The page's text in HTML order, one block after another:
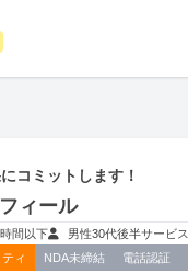
コミットします！
ィール
間以下 男性30代後半サービス
ィ NDA未締結 電話認証